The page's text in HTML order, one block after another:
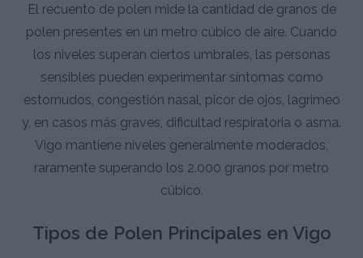
El recuento de polen mide la cantidad de granos de
polen presentes en un metro cúbico de aire. Cuando
los niveles superan ciertos umbrales, las personas
sensibles pueden experimentar síntomas como
estornudos, congestión nasal, picor de ojos, lagrimeo
y, en casos más graves, dificultad respiratoria o asma.
Vigo mantiene niveles generalmente moderados,
raramente superando los 2.000 granos por metro
cúbico.
Tipos de Polen Principales en Vigo